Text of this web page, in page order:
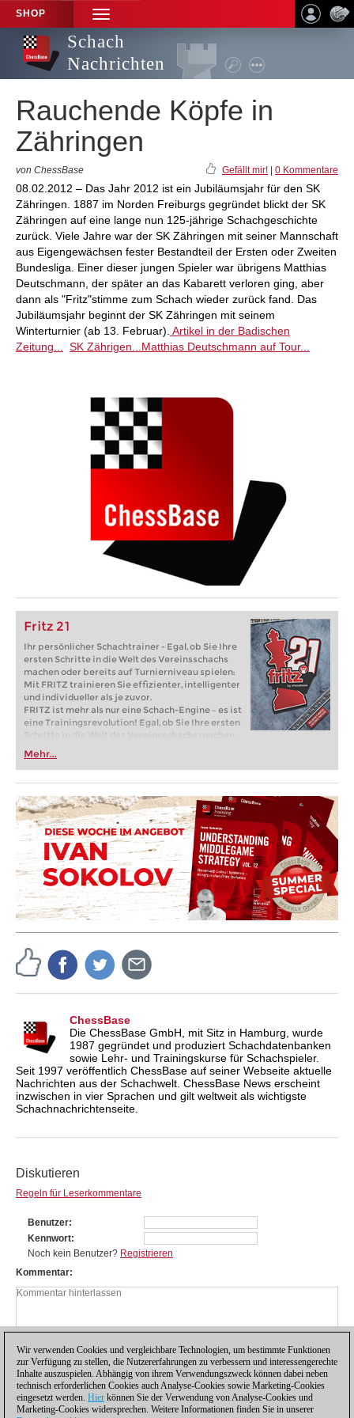
SHOP
TOGGLE
NAVIGATION
Schach
Nachrichten
Rauchende Köpfe in
Zähringen
von ChessBase Gefällt mir! 0 Kommentare
08.02.2012 – Das Jahr 2012 ist ein Jubiläumsjahr für den SK
Zähringen. 1887 im Norden Freiburgs gegründet blickt der SK
Zähringen auf eine lange nun 125-jährige Schachgeschichte
zurück. Viele Jahre war der SK Zähringen mit seiner Mannschaft
aus Eigengewächsen fester Bestandteil der Ersten oder Zweiten
Bundesliga. Einer dieser jungen Spieler war übrigens Matthias
Deutschmann, der später an das Kabarett verloren ging, aber
dann als "Fritz"stimme zum Schach wieder zurück fand. Das
Jubiläumsjahr beginnt der SK Zähringen mit seinem
Winterturnier (ab 13. Februar). Artikel in der Badischen
Zeitung...
SK Zährigen... Matthias Deutschmann auf Tour...
Fritz 21
Ihr persönlicher Schachtrainer - Egal, ob Sie Ihre
ersten Schritte in die Welt des Vereinsschachs
machen oder bereits auf Turnierniveau spielen:
Mit FRITZ trainieren Sie effizienter, intelligenter
und individueller als je zuvor.
FRITZ ist mehr als nur eine Schach-Engine – es ist
eine Trainingsrevolution! Egal, ob Sie Ihre ersten
Schritte in die Welt des Vereinsschachs machen
oder bereits auf Turnierniveau spielen: Mit
FRITZ trainieren Sie effizienter, intelligenter und
individueller als je zuvor.
Mehr...
ChessBase
Die ChessBase GmbH, mit Sitz in Hamburg, wurde
1987 gegründet und produziert Schachdatenbanken
sowie Lehr- und Trainingskurse für Schachspieler.
Seit 1997 veröffentlich ChessBase auf seiner Webseite aktuelle
Nachrichten aus der Schachwelt. ChessBase News erscheint
inzwischen in vier Sprachen und gilt weltweit als wichtigste
Schachnachrichtenseite.
Diskutieren
Regeln für Leserkommentare
Benutzer
Kennwort
Noch kein Benutzer? Registrieren
Kommentar
Wir verwenden Cookies und vergleichbare Technologien, um bestimmte Funktionen
zur Verfügung zu stellen, die Nutzererfahrungen zu verbessern und interessengerechte
Inhalte auszuspielen. Abhängig von ihrem Verwendungszweck können dabei neben
technisch erforderlichen Cookies auch Analyse-Cookies sowie Marketing-Cookies
eingesetzt werden. Hier können Sie der Verwendung von Analyse-Cookies und
Marketing-Cookies widersprechen. Weitere Informationen finden Sie in unserer